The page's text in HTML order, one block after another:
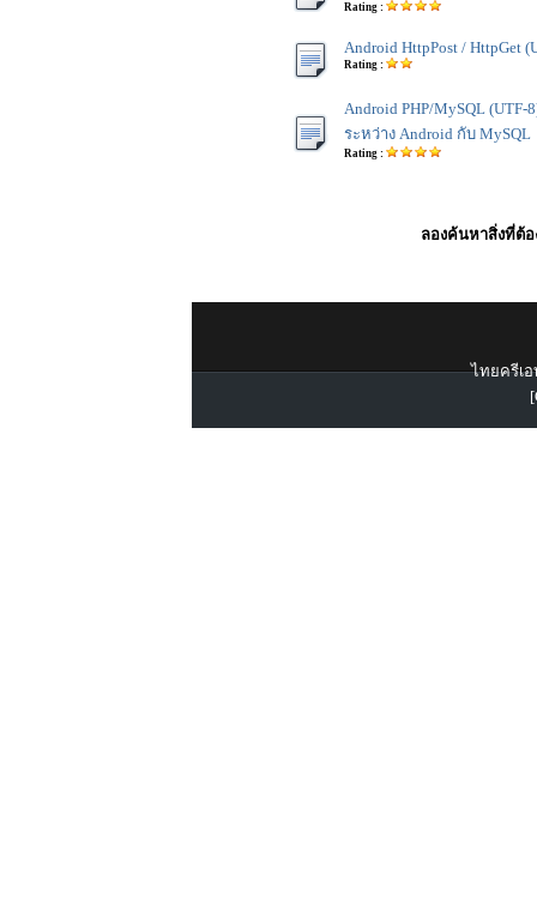
Rating :
Android HttpPost / HttpGet
Rating :
Android PHP/MySQL
ระหว่าง Android กับ MySQL
Rating :
ลองค้นหาสิ่งที่ต้อ
ไทยครีเอ
[